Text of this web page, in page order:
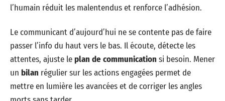
l’humain réduit les malentendus et renforce l’adhésion.
Le communicant d’aujourd’hui ne se contente pas de faire
passer l’info du haut vers le bas. Il écoute, détecte les
attentes, ajuste leplan de communication si besoin. Mener
un bilan régulier sur les actions engagées permet de
mettre en lumière les avancées et de corriger les angles